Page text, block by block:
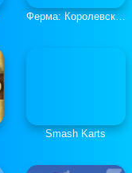
Ферма: Королевская История
Smash Karts